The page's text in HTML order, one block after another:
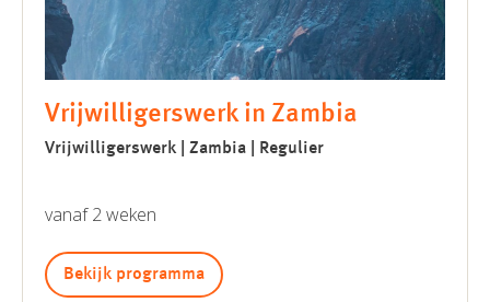
Vrijwilligerswerk in Zambia
Vrijwilligerswerk | Zambia | Regulier
vanaf 2 weken
Bekijk programma